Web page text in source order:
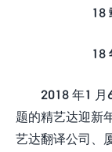
18
18
2018 年1 月
题的精艺达迎新
艺达翻译公司、